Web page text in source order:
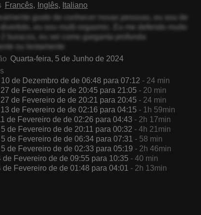
Francês Inglês
Italiano
gosto de conhecer novas pessoas, eu sou de
divertido, eu sou multi-orgasmic. Eu me defendo muito
2 buracos, eu sei como garganta profunda
ou lentamente
Quarta-feira, 5 de Junho de 2024
de Dezembro de de 06:48 para 07:12 - 24 min
de Fevereiro de de 20:45 para 21:05 - 20 min
de Fevereiro de de 20:21 para 20:45 - 24 min
de Fevereiro de de 02:16 para 04:15 - 1h 59min
de Fevereiro de de 02:26 para 04:43 - 2h 17min
de Fevereiro de de 20:11 para 00:32 - 4h 21min
de Fevereiro de de 06:34 para 07:31 - 58 min
de Fevereiro de de 02:33 para 05:19 - 2h 46min
de Fevereiro de de 09:55 para 10:35 - 40 min
de Fevereiro de de 01:48 para 04:01 - 2h 13min